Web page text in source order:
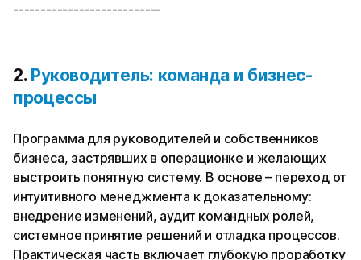
---------------------------
2. Руководитель: команда и бизнес-
процессы
Программа для руководителей и собственников
бизнеса, застрявших в операционке и желающих
выстроить понятную систему. В основе – переход от
интуитивного менеджмента к доказательному:
внедрение изменений, аудит командных ролей,
системное принятие решений и отладка процессов.
Практическая часть включает глубокую проработку